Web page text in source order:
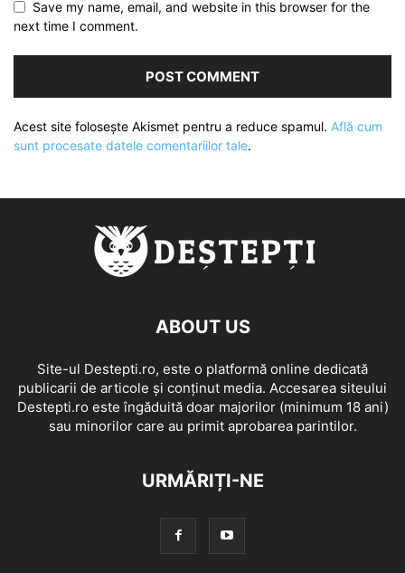
Save my name, email, and website in this browser for the
next time I comment.
Acest site folosește Akismet pentru a reduce spamul. Află cum
sunt procesate datele comentariilor tale.
ABOUT US
Site-ul Destepti.ro, este o platformă online dedicată
publicarii de articole și conținut media. Accesarea siteului
Destepti.ro este îngăduită doar majorilor (minimum 18 ani)
sau minorilor care au primit aprobarea parintilor.
URMĂRIȚI-NE